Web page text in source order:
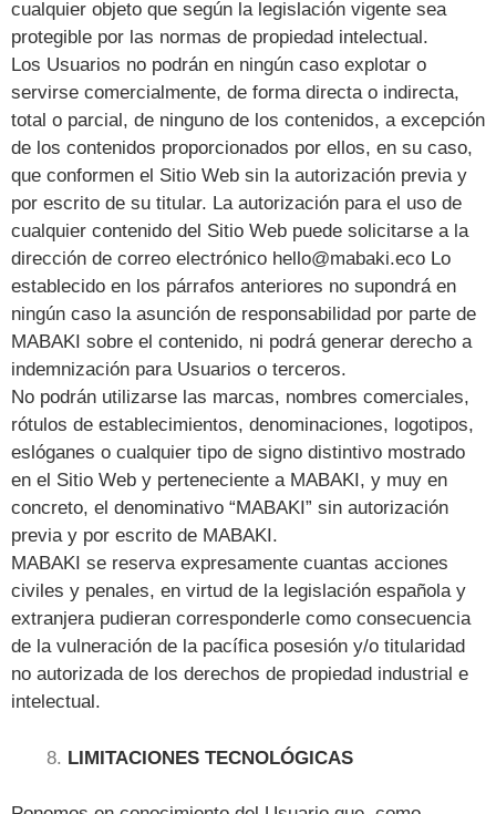
cualquier objeto que según la legislación vigente sea
protegible por las normas de propiedad intelectual.
Los Usuarios no podrán en ningún caso explotar o
servirse comercialmente, de forma directa o indirecta,
total o parcial, de ninguno de los contenidos, a excepción
de los contenidos proporcionados por ellos, en su caso,
que conformen el Sitio Web sin la autorización previa y
por escrito de su titular. La autorización para el uso de
cualquier contenido del Sitio Web puede solicitarse a la
dirección de correo electrónico hello@mabaki.eco Lo
establecido en los párrafos anteriores no supondrá en
ningún caso la asunción de responsabilidad por parte de
MABAKI sobre el contenido, ni podrá generar derecho a
indemnización para Usuarios o terceros.
No podrán utilizarse las marcas, nombres comerciales,
rótulos de establecimientos, denominaciones, logotipos,
eslóganes o cualquier tipo de signo distintivo mostrado
en el Sitio Web y perteneciente a MABAKI, y muy en
concreto, el denominativo “MABAKI” sin autorización
previa y por escrito de MABAKI.
MABAKI se reserva expresamente cuantas acciones
civiles y penales, en virtud de la legislación española y
extranjera pudieran corresponderle como consecuencia
de la vulneración de la pacífica posesión y/o titularidad
no autorizada de los derechos de propiedad industrial e
intelectual.
LIMITACIONES TECNOLÓGICAS